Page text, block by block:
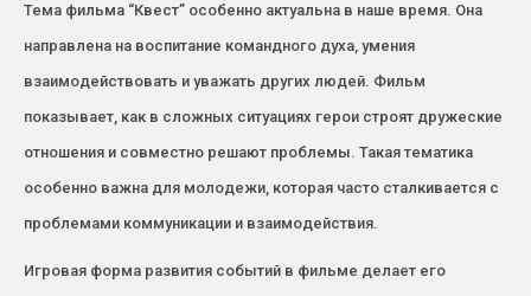
Тема фильма “Квест” особенно актуальна в наше время. Она
направлена на воспитание командного духа, умения
взаимодействовать и уважать других людей. Фильм
показывает, как в сложных ситуациях герои строят дружеские
отношения и совместно решают проблемы. Такая тематика
особенно важна для молодежи, которая часто сталкивается с
проблемами коммуникации и взаимодействия.
Игровая форма развития событий в фильме делает его